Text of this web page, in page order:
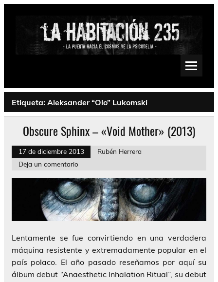
Saltar
Psychedelic, Stoner, Doom, Sludge, Fuzz, Space, Drone
Etiqueta: Aleksander “Olo” Lukomski
Obscure Sphinx – «Void Mother» (2013)
17 de diciembre 2013
Rubén Herrera
Deja un comentario
Lentamente se fue convirtiendo en una verdadera
máquina resistente y extremadamente popular en el
país polaco. El año pasado reseñamos por aquí su
álbum debut “Anaesthetic Inhalation Ritual”, su debut